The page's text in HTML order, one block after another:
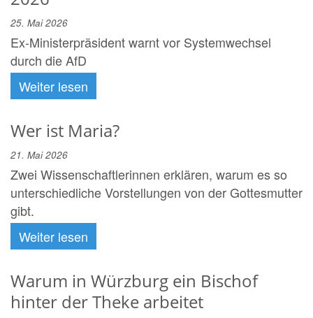
25. Mai 2026
Ex-Ministerpräsident warnt vor Systemwechsel
durch die AfD
Weiter lesen
Wer ist Maria?
21. Mai 2026
Zwei Wissenschaftlerinnen erklären, warum es so
unterschiedliche Vorstellungen von der Gottesmutter
gibt.
Weiter lesen
Warum in Würzburg ein Bischof
hinter der Theke arbeitet